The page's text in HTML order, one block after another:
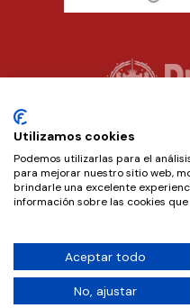
Copyright © 2024 D.O. Cigales.
Utilizamos cookies
Podemos utilizarlas para el
para mejorar nuestro sitio web,
brindarle una excelente
información sobre las cookies
Aceptar todo
No, ajustar